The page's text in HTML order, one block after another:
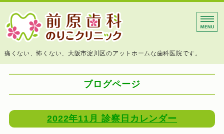
大阪市淀川区 前原歯科の
痛くない、怖くない、大阪市淀川区のアットホームな歯科医院です。
ホーム
診療内容
ブログページ
2022年11月 診察日カレンダー